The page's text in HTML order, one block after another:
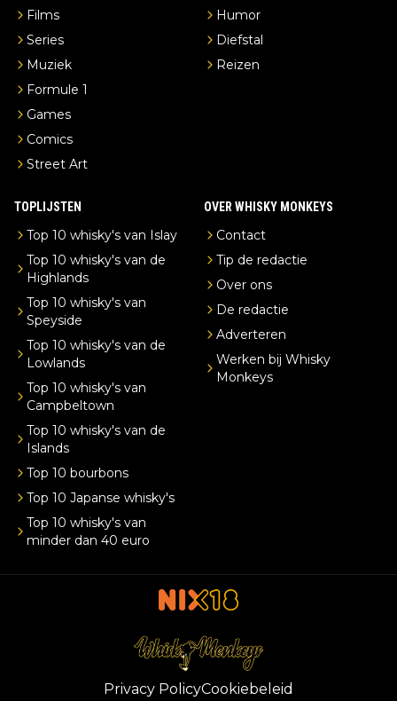
Films
Series
Muziek
Formule 1
Games
Comics
Street Art
Humor
Diefstal
Reizen
TOPLIJSTEN
Top 10 whisky's van Islay
Top 10 whisky's van de
Highlands
Top 10 whisky's van
Speyside
Top 10 whisky's van de
Lowlands
Top 10 whisky's van
Campbeltown
Top 10 whisky's van de
Islands
Top 10 bourbons
Top 10 Japanse whisky's
Top 10 whisky's van
minder dan 40 euro
OVER WHISKY MONKEYS
Contact
Tip de redactie
Over ons
De redactie
Adverteren
Werken bij Whisky
Monkeys
Privacy PolicyCookiebeleid